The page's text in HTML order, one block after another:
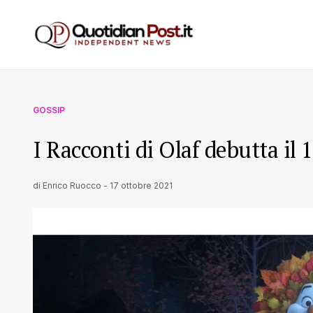
GOSSIP
I Racconti di Olaf debutta il
di Enrico Ruocco - 17 ottobre 2021